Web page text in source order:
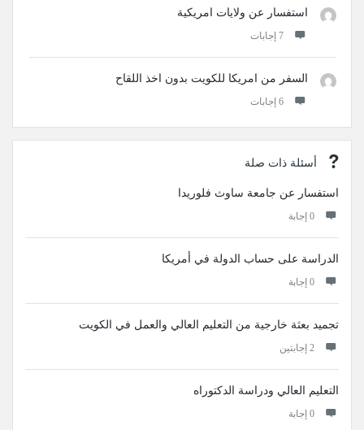
استفسار عن ولايات امريكية
‫7 إجابات
السفر من امريكا للكويت بدون اخذ اللقاح
‫6 إجابات
أسئلة ذات صلة
استفسار عن جامعة ساوث فلوريدا
‫0 إجابة
الدراسة على حساب الدولة في أمريكا
‫0 إجابة
تجميد بعثة خارجية من التعليم العالي والعمل في الكويت
‫2 إجابتين
التعليم العالي ودراسة الدكتوراه
‫0 إجابة